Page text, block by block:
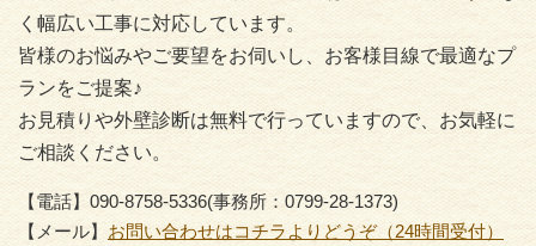
く幅広い工事に対応しています。
皆様のお悩みやご要望をお伺いし、お客様目線で最適なプ
ランをご提案♪
お見積りや外壁診断は無料で行っていますので、お気軽に
ご相談ください。
【電話】090-8758-5336(事務所：0799-28-1373)
【メール】 お問い合わせはコチラよりどうぞ（24時間受付）